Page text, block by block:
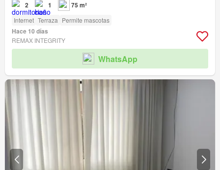
2 1 75 m²
Internet Terraza Permite mascotas
Hace 10 días
REMAX INTEGRITY
WhatsApp